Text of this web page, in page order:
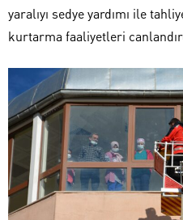
yaralıyı sedye yardımı ile
kurtarma faaliyetleri